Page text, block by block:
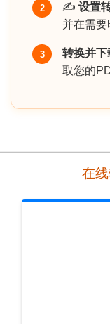
2 ✍️ 设置
并在需要
3 转换并下
取您的
在